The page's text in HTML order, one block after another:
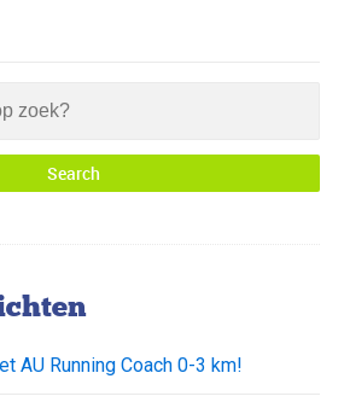
AU Running Coach 0-3 km!